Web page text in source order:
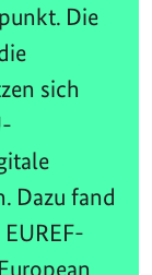
Die
sich
Dazu fand